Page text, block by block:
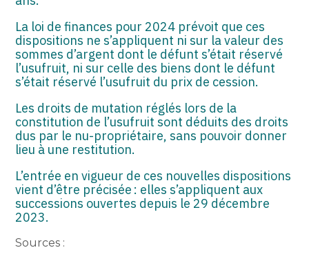
La loi de finances pour 2024 prévoit que ces
dispositions ne s’appliquent ni sur la valeur des
sommes d’argent dont le défunt s’était réservé
l’usufruit, ni sur celle des biens dont le défunt
s’était réservé l’usufruit du prix de cession.
Les droits de mutation réglés lors de la
constitution de l’usufruit sont déduits des droits
dus par le nu-propriétaire, sans pouvoir donner
lieu à une restitution.
L’entrée en vigueur de ces nouvelles dispositions
vient d’être précisée : elles s’appliquent aux
successions ouvertes depuis le 29 décembre
2023.
Sources :